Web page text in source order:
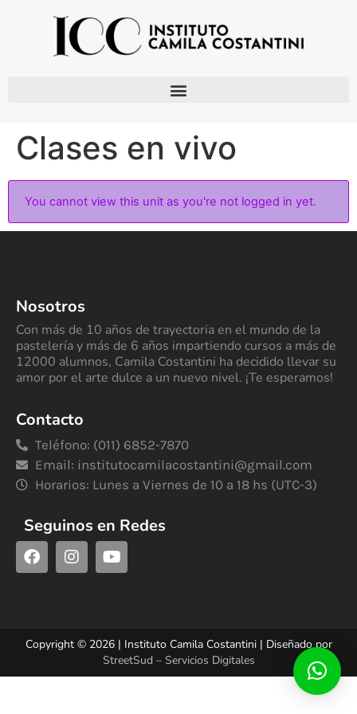
Clases en vivo
You cannot view this unit as you're not logged in yet.
Nosotros
Con más de 10 años de trayectoria en el mundo de la
pastelería y más de 6 años impartiendo cursos a más de
12000 alumnos, Camila Costantini ha decidido llevar su
amor por el arte dulce a un nuevo nivel. ¡Te esperamos!
Contacto
Teléfono: (011) 6852-7870
Email: institutocamilacostantini@gmail.com
Horarios: Lunes a Viernes de 10 a 18 hs (UTC-3)
Seguinos en Redes
Copyright © 2026 | Instituto Camila Costantini | Diseñado por
StreetSud – Servicios Digitales